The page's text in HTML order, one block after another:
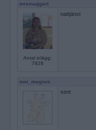
mrsmaggart
Antal inlägg:
7928
nattjänst
moi_magnus
sent